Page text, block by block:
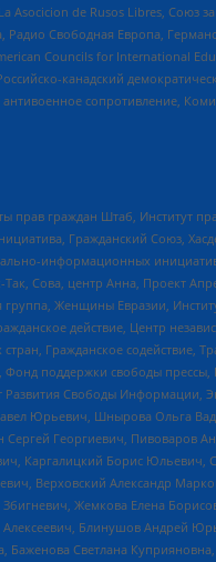
de Rusos Libres, Союз
Свободная Европа,
Councils for International
канадский
сопротивление,
прав граждан Штаб, Институт
Гражданский Союз,
информационных
Сова, центр Анна, Проект
Женщины Евразии,
действие, Центр
Гражданское содействие,
поддержки свободы прессы,
Развития Свободы Информации,
Юрьевич, Шнырова Ольга
Георгиевич, Пивоваров
Каргалицкий Борис Юльевич,
Верховский Александр
Жемкова Елена
Блинушов Андрей
Светлана